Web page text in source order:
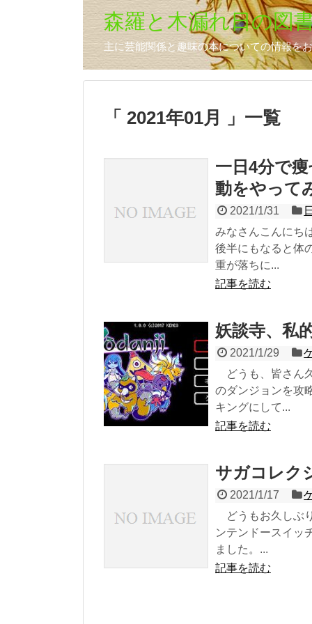
森羅と木漏れ日の図
主に芸能関係と趣味の本についての情報を
「 2021年01月 」一覧
一日4分で
動をやって
2021/1/31
みなさんこんにち
後半にもなると体
重が落ちに...
記事を読む
妖談寺、私
2021/1/29
どうも、皆さん
のダンジョンを攻
キングにして...
記事を読む
サガコレク
2021/1/17
どうもお久しぶ
ンテンドースイッ
ました。...
記事を読む